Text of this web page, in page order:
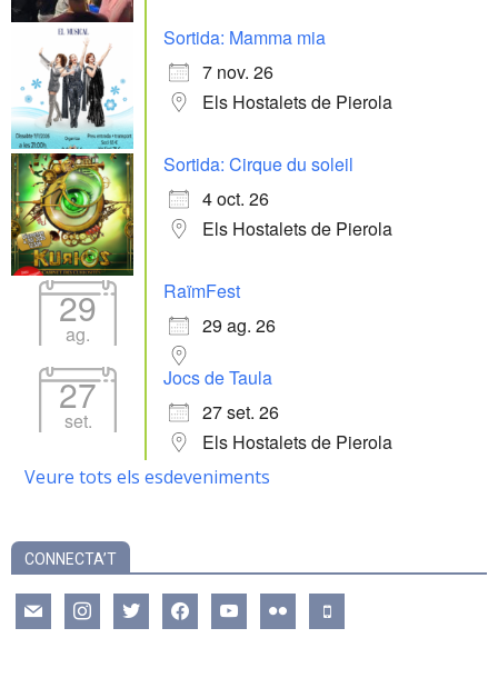
Sortida: Mamma mia
7 nov. 26
Els Hostalets de Pierola
Sortida: Cirque du soleil
4 oct. 26
Els Hostalets de Pierola
29
ag.
RaïmFest
29 ag. 26
27
set.
Jocs de Taula
27 set. 26
Els Hostalets de Pierola
Veure tots els esdeveniments
CONNECTA’T
mail instagramtwitter facebookyoutube flickr mobile